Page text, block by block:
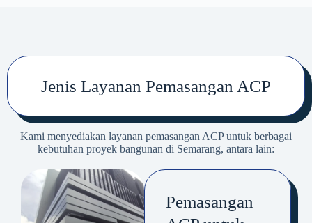
Jenis Layanan Pemasangan ACP
Kami menyediakan layanan pemasangan ACP untuk berbagai
kebutuhan proyek bangunan di Semarang, antara lain:
Pemasangan